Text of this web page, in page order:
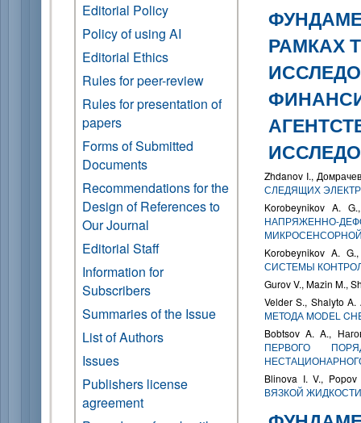
Editorial Policy
Policy of using AI
Editorial Ethics
Rules for peer-review
Rules for presentation of
papers
Forms of Submitted
Documents
Recommendations for the
Design of References to
Our Journal
Editorial Staff
Information for
Subscribers
Summaries of the Issue
List of Authors
Issues
Publishers license
agreement
РАМКАХ
Zhdanov I.,
СЛЕДЯЩИХ
Korobeynikov A.
НАПРЯЖЕННО-
Korobeynikov A.
СИСТЕМЫ
Gurov V., Mazin M.,
Velder S., Shalyto
МЕТОДА MODEL
Bobtsov A. A.,
ПЕРВОГО
Blinova I. V.,
ВЯЗКОЙ ЖИДКОСТИ